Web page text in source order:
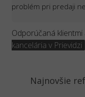
problém pri predaji
Odporúčaná
kancelária v Prievidzi
Najnovšie